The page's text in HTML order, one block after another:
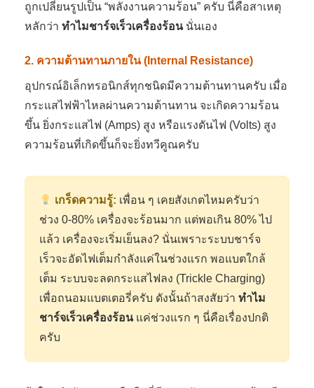
ถูกเปลี่ยนรูปเป็น “พลังงานความร้อน” ครับ นี่คือสาเหตุ
หลักว่า ทำไมชาร์จเร็วเครื่องร้อนนั่นเอง
2. ความต้านทานภายใน (Internal Resistance)
อุปกรณ์อิเล็กทรอนิกส์ทุกชนิดมีความต้านทานครับ เมื่อ
กระแสไฟฟ้าไหลผ่านความต้านทาน จะเกิดความร้อน
ขึ้น ยิ่งกระแสไฟ (Amps) สูง หรือแรงดันไฟ (Volts) สูง
ความร้อนที่เกิดขึ้นก็จะยิ่งทวีคูณครับ
เกร็ดความรู้: เพื่อน ๆ เคยสังเกตไหมครับว่า
ช่วง 0-80% เครื่องจะร้อนมาก แต่พอเกิน 80% ไป
แล้ว เครื่องจะเริ่มเย็นลง? นั่นเพราะระบบชาร์จ
เร็วจะอัดไฟเต็มกำลังแค่ในช่วงแรก พอแบตใกล้
เต็ม ระบบจะลดกระแสไฟลง (Trickle Charging)
เพื่อถนอมแบตเตอรี่ครับ ดังนั้นถ้าสงสัยว่า ทำไม
ชาร์จเร็วเครื่องร้อนแค่ช่วงแรก ๆ นี่คือเรื่องปกติ
ครับ